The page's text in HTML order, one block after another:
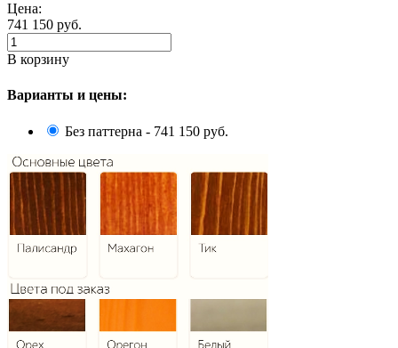
Цена:
741 150 руб.
В корзину
Варианты и цены:
Без паттерна - 741 150 руб.